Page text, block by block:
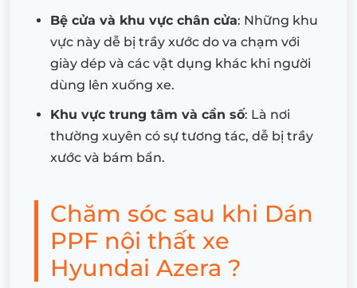
Bệ cửa và khu vực chân cửa: Những khu
vực này dễ bị trầy xước do va chạm với
giày dép và các vật dụng khác khi người
dùng lên xuống xe.
Khu vực trung tâm và cần số: Là nơi
thường xuyên có sự tương tác, dễ bị trầy
xước và bám bẩn.
Chăm sóc sau khi Dán
PPF nội thất xe
Hyundai Azera ?